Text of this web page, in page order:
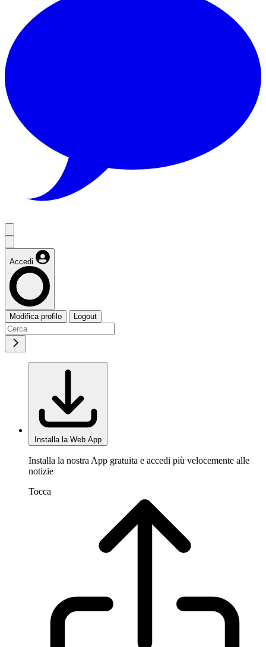
Accedi
Modifica profilo Logout
Installa la Web App
Installa la nostra App gratuita e accedi più velocemente alle
notizie
Tocca